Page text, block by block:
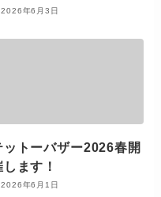
2026年6月3日
ットーバザー2026春開
します！
2026年6月1日